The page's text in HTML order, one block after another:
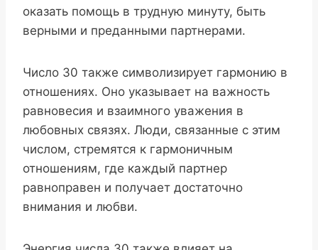
оказать помощь в трудную минуту, быть
верными и преданными партнерами.
Число 30 также символизирует гармонию в
отношениях. Оно указывает на важность
равновесия и взаимного уважения в
любовных связях. Люди, связанные с этим
числом, стремятся к гармоничным
отношениям, где каждый партнер
равноправен и получает достаточно
внимания и любви.